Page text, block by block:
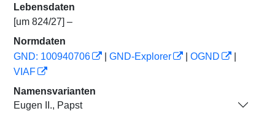
Lebensdaten
[um 824/27] –
Normdaten
GND: 100940706
GND-Explorer OGND
VIAF
Namensvarianten
Eugen II., Papst